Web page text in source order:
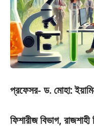
প্রফেসর- ড. মোহা:
ফিশারীজ বিভাগ, রাজশাহী